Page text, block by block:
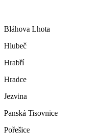
Bláhova Lhota
Hlubeč
Hrabří
Hradce
Jezvina
Panská Tisovnice
Pořešice